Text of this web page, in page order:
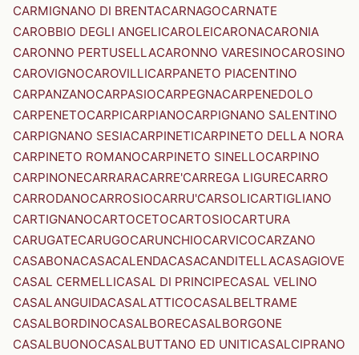
CARMIGNANO DI BRENTACARNAGOCARNATE
CAROBBIO DEGLI ANGELICAROLEICARONACARONIA
CARONNO PERTUSELLACARONNO VARESINOCAROSINO
CAROVIGNOCAROVILLICARPANETO PIACENTINO
CARPANZANOCARPASIOCARPEGNACARPENEDOLO
CARPENETOCARPICARPIANOCARPIGNANO SALENTINO
CARPIGNANO SESIACARPINETICARPINETO DELLA NORA
CARPINETO ROMANOCARPINETO SINELLOCARPINO
CARPINONECARRARACARRE'CARREGA LIGURECARRO
CARRODANOCARROSIOCARRU'CARSOLICARTIGLIANO
CARTIGNANOCARTOCETOCARTOSIOCARTURA
CARUGATECARUGOCARUNCHIOCARVICOCARZANO
CASABONACASACALENDACASACANDITELLACASAGIOVE
CASAL CERMELLICASAL DI PRINCIPECASAL VELINO
CASALANGUIDACASALATTICOCASALBELTRAME
CASALBORDINOCASALBORECASALBORGONE
CASALBUONOCASALBUTTANO ED UNITICASALCIPRANO